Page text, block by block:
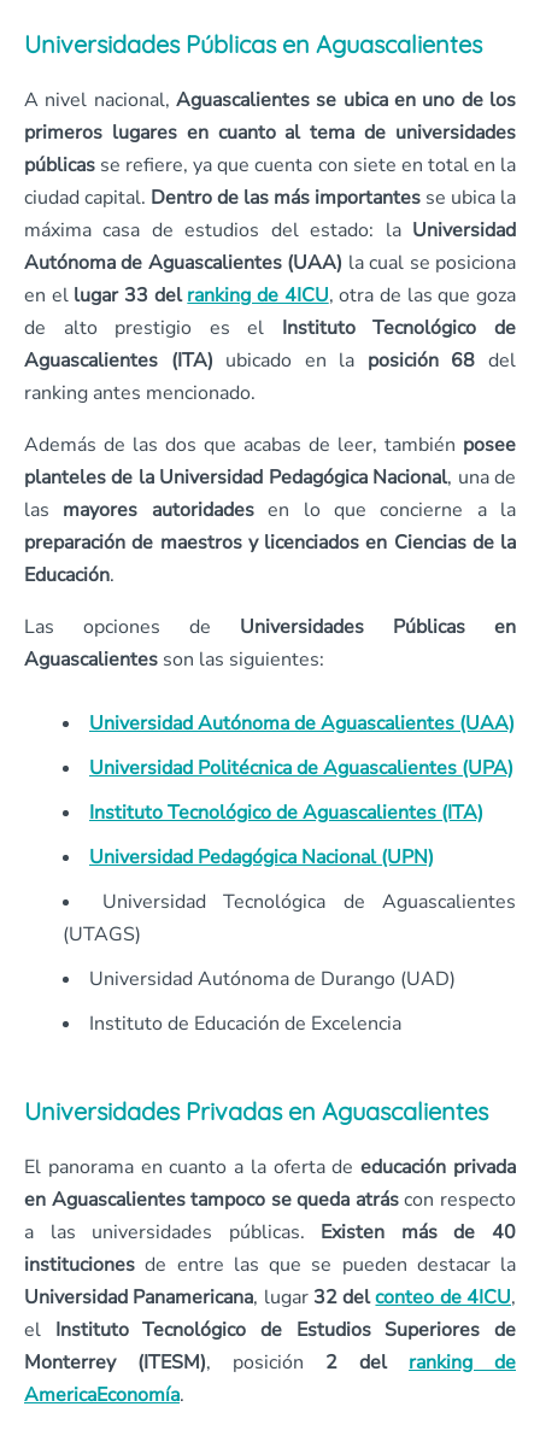
Universidades Públicas en Aguascalientes
A nivel nacional, Aguascalientes se ubica en uno de los
primeros lugares en cuanto al tema de universidades
públicas se refiere, ya que cuenta con siete en total en la
ciudad capital. Dentro de las más importantes se ubica la
máxima casa de estudios del estado: la Universidad
Autónoma de Aguascalientes (UAA) la cual se posiciona
en el lugar 33 delranking de 4ICU, otra de las que goza
de alto prestigio es el Instituto Tecnológico de
Aguascalientes (ITA) ubicado en la posición 68 del
ranking antes mencionado.
Además de las dos que acabas de leer, también posee
planteles de la Universidad Pedagógica Nacional, una de
las mayores autoridadesen lo que concierne a la
preparación de maestros y licenciados en Ciencias de la
Educación.
Las opciones de Universidades Públicas en
Aguascalientes son las siguientes:
Universidad Autónoma de Aguascalientes (UAA)
Universidad Politécnica de Aguascalientes (UPA)
Instituto Tecnológico de Aguascalientes (ITA)
Universidad Pedagógica Nacional (UPN)
Universidad Tecnológica de Aguascalientes
(UTAGS)
Universidad Autónoma de Durango (UAD)
Instituto de Educación de Excelencia
Universidades Privadas en Aguascalientes
El panorama en cuanto a la oferta deeducación privada
en Aguascalientes tampoco se queda atráscon respecto
a las universidades públicas. Existen más de 40
instituciones de entre las que se pueden destacar la
Universidad Panamericana, lugar 32 delconteo de 4ICU,
el Instituto Tecnológico de Estudios Superiores de
Monterrey (ITESM), posición 2 del ranking de
AmericaEconomía.